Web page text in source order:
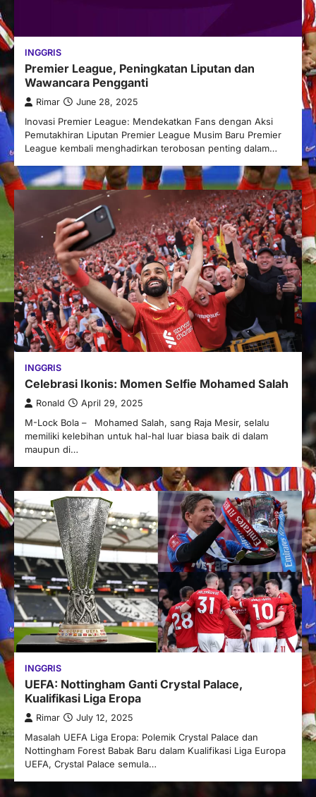
INGGRIS
Premier League, Peningkatan Liputan dan
Wawancara Pengganti
Rimar June 28, 2025
Inovasi Premier League: Mendekatkan Fans dengan Aksi
Pemutakhiran Liputan Premier League Musim Baru Premier
League kembali menghadirkan terobosan penting dalam…
INGGRIS
Celebrasi Ikonis: Momen Selfie Mohamed Salah
Ronald April 29, 2025
M-Lock Bola – Mohamed Salah, sang Raja Mesir, selalu
memiliki kelebihan untuk hal-hal luar biasa baik di dalam
maupun di…
INGGRIS
UEFA: Nottingham Ganti Crystal Palace,
Kualifikasi Liga Eropa
Rimar July 12, 2025
Masalah UEFA Liga Eropa: Polemik Crystal Palace dan
Nottingham Forest Babak Baru dalam Kualifikasi Liga Europa
UEFA, Crystal Palace semula…